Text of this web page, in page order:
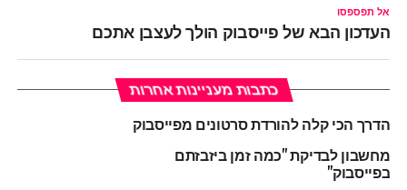
אל תפספסו
העדכון הבא של פייסבוק הולך לעצבן אתכם
כתבות מעניינות אחרות
הדרך הכי קלה להורדת סרטונים מפייסבוק
מחשבון לבדיקת "כמה זמן ביזבזתם
בפייסבוק"